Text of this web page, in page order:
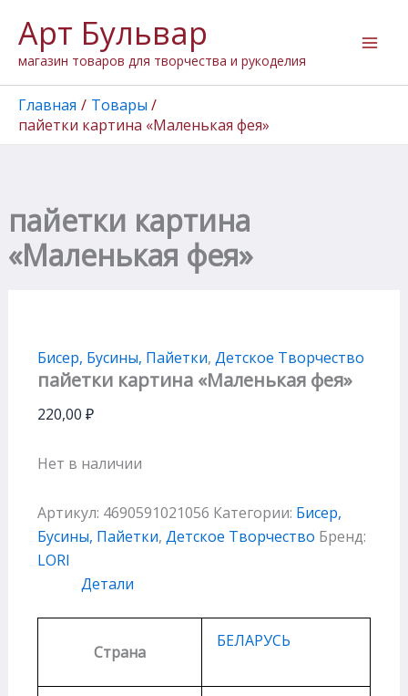
содержимому
Арт Бульвар
магазин товаров для творчества и рукоделия
Главная
Товары
пайетки картина «Маленькая фея»
пайетки картина
«Маленькая фея»
Бисер, Бусины, Пайетки, Детское Творчество
пайетки картина «Маленькая фея»
220,00 ₽
Нет в наличии
Артикул: 4690591021056 Категории: Бисер,
Бусины, Пайетки, Детское Творчество Бренд:
LORI
Детали
Страна
БЕЛАРУСЬ